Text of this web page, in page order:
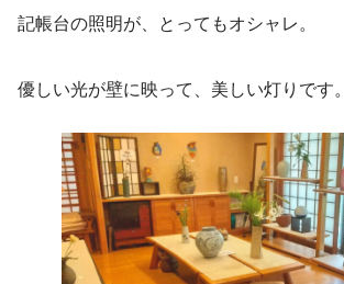
記帳台の照明が、とってもオシャレ。
優しい光が壁に映って、美しい灯りです。